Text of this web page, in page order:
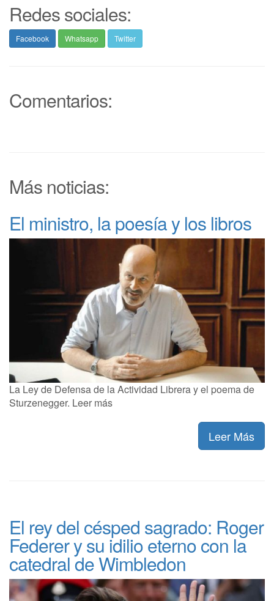
Redes sociales:
Facebook Whatsapp Twitter
Comentarios:
Más noticias:
El ministro, la poesía y los libros
La Ley de Defensa de la Actividad Librera y el poema de
Sturzenegger. Leer más
Leer Más
El rey del césped sagrado: Roger
Federer y su idilio eterno con la
catedral de Wimbledon